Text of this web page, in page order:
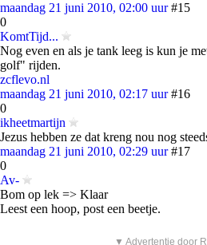
maandag 21 juni 2010, 02:00 uur #15
0
KomtTijd...
Nog even en als je tank leeg is kun je
golf" rijden.
zcflevo.nl
maandag 21 juni 2010, 02:17 uur #16
0
ikheetmartijn
Jezus hebben ze dat kreng nou nog
maandag 21 juni 2010, 02:29 uur #17
0
Av-
Bom op lek => Klaar
Leest een hoop, post een beetje.
▼ Advertentie door